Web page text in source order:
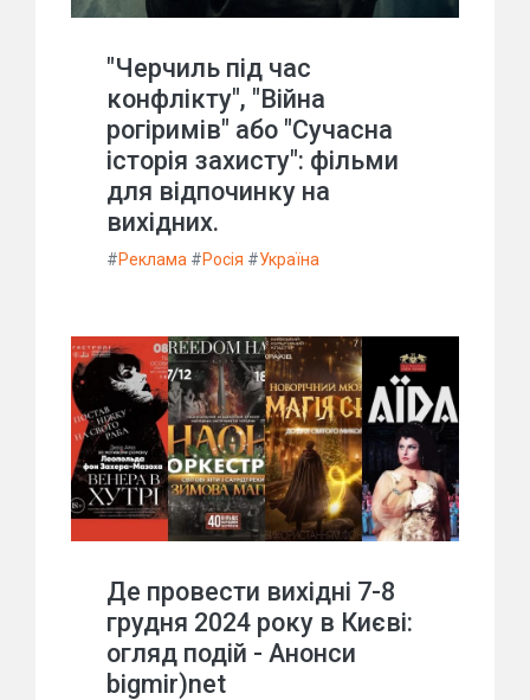
"Черчиль під час
конфлікту", "Війна
рогіримів" або "Сучасна
історія захисту": фільми
для відпочинку на
вихідних.
#Реклама #Росія #Україна
Де провести вихідні 7-8
грудня 2024 року в Києві:
огляд подій - Анонси
bigmir)net